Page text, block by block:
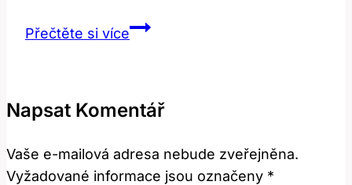
Přečtěte si vícePour:
překlad
význam?
Napsat Komentář
Vaše e-mailová adresa nebude zveřejněna.
Vyžadované informace jsou označeny *